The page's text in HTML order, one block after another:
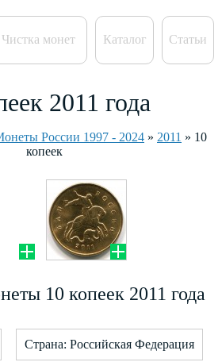
Чистка монет Каталог Статьи
2011 года
России 1997 - 2024 » 2011 » 10
копеек
10 копеек 2011 года
Страна: Российская Федерация